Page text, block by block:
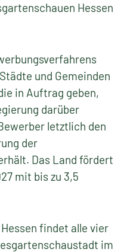
Hessen
und Gemeinden
in Auftrag geben,
darüber
letztlich den
der
Das Land fördert
mit bis zu 3,5
findet alle vier
im